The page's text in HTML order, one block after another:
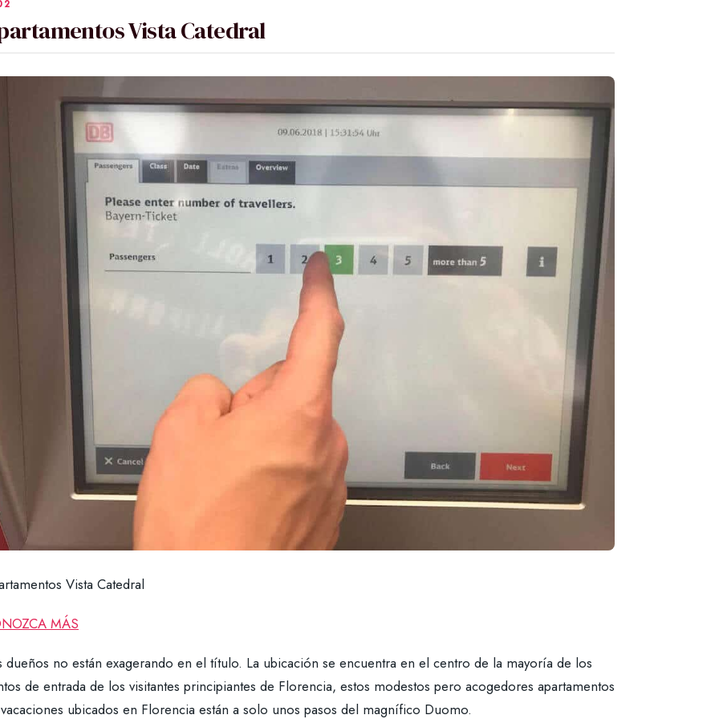
Vista Catedral
Vista Catedral
MÁS
dueños no están exagerando en el título. La ubicación se encuentra en el centro de la mayoría de los
de entrada de los visitantes principiantes de Florencia, estos modestos pero acogedores apartamentos
ubicados en Florencia están a solo unos pasos del magnífico Duomo.